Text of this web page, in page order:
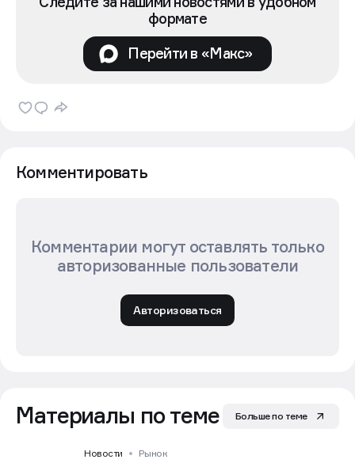
формате
Перейти в «Макс»
Комментировать
Комментарии могут оставлять только
авторизованные пользователи
Авторизоваться
Материалы по теме Больше по теме
Новости Рынок